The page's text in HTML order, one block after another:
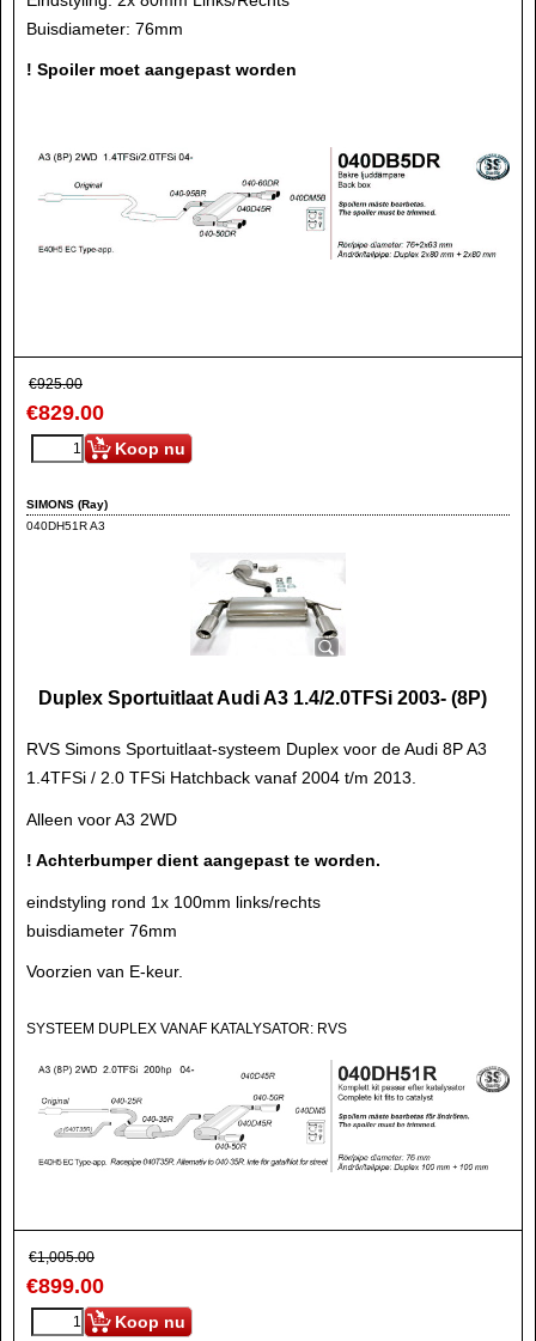
Buisdiameter: 76mm
! Spoiler moet aangepast worden
€925.00
€829.00
Koop nu
SIMONS (Ray)
040DH51R A3
Duplex Sportuitlaat Audi A3 1.4/2.0TFSi 2003- (8P)
RVS Simons Sportuitlaat-systeem Duplex voor de Audi 8P A3
1.4TFSi / 2.0 TFSi Hatchback vanaf 2004 t/m 2013.
Alleen voor A3 2WD
! Achterbumper dient aangepast te worden.
eindstyling rond 1x 100mm links/rechts
buisdiameter 76mm
Voorzien van E-keur.
SYSTEEM DUPLEX VANAF KATALYSATOR: RVS
€1,005.00
€899.00
Koop nu